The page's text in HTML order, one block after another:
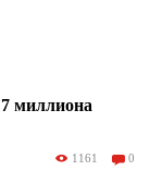
7 миллиона
1161 0